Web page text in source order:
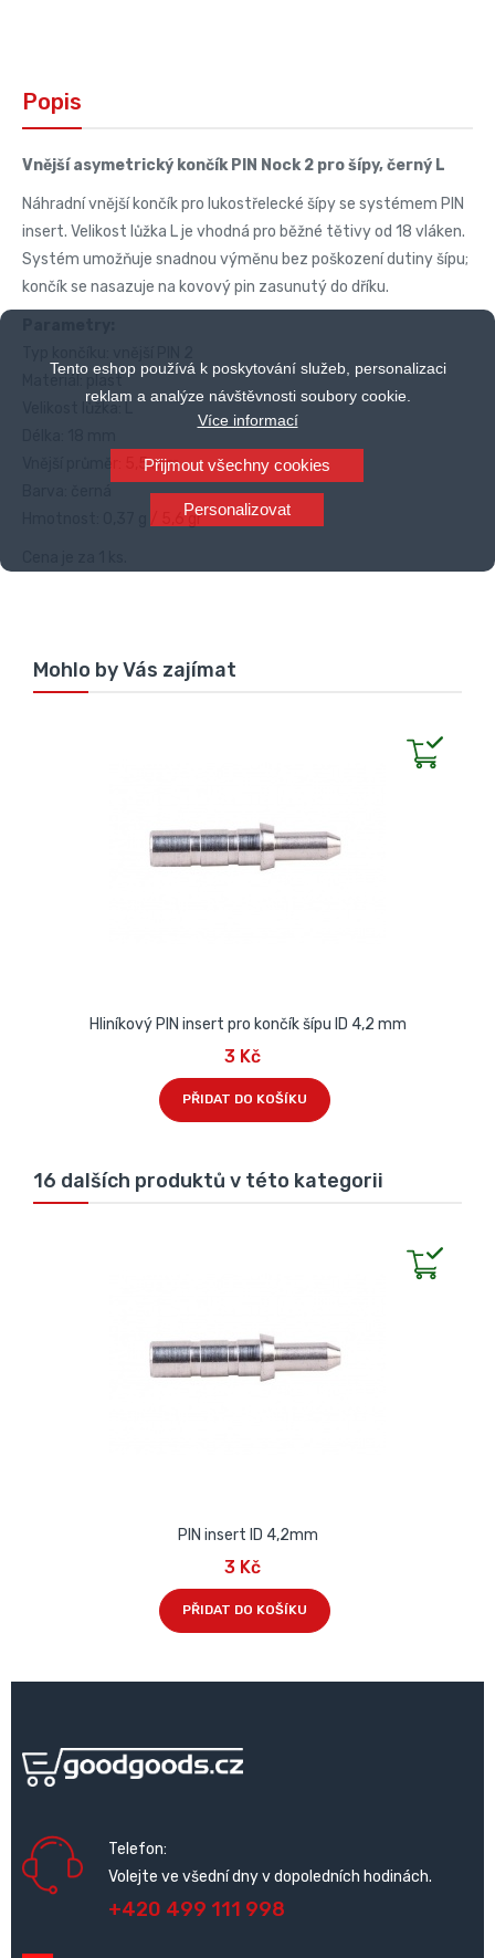
Tento eshop používá k poskytování služeb, personalizaci
reklam a analýze návštěvnosti soubory cookie.
Více informací
Přijmout všechny cookies
Personalizovat
Popis
Vnější asymetrický končík PIN Nock 2 pro šípy, černý L
Náhradní vnější končík pro lukostřelecké šípy se systémem PIN
insert. Velikost lůžka L je vhodná pro běžné tětivy od 18 vláken.
Systém umožňuje snadnou výměnu bez poškození dutiny šípu;
končík se nasazuje na kovový pin zasunutý do dříku.
Vnější průměr: 5,5 mm
Hmotnost: 0,37 g / 5,6 gr
Mohlo by Vás zajímat
Hliníkový PIN insert pro končík šípu ID 4,2 mm
3 Kč
PŘIDAT DO KOŠÍKU
16 dalších produktů v této kategorii
PIN insert ID 4,2mm
3 Kč
PŘIDAT DO KOŠÍKU
Telefon:
Volejte ve všední dny v dopoledních hodinách.
+420 499 111 998